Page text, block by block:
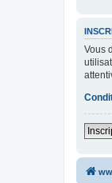
Vous